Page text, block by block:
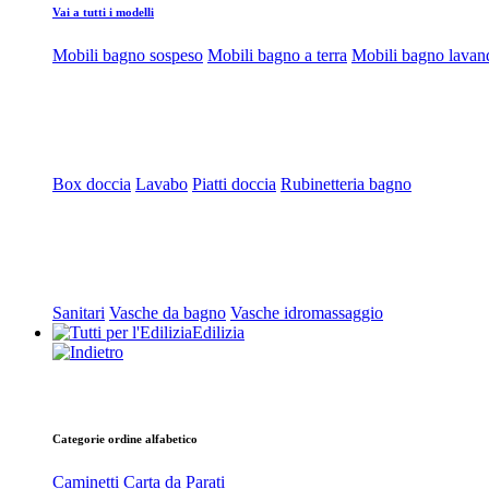
Vai a tutti i modelli
Mobili bagno sospeso Mobili bagno a terra Mobili bagno
Box doccia Lavabo Piatti doccia Rubinetteria bagno
Sanitari Vasche da bagno Vasche idromassaggio
Edilizia
Categorie ordine alfabetico
Caminetti Carta da Parati